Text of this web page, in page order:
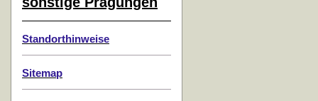
Standorthinweise
Sitemap